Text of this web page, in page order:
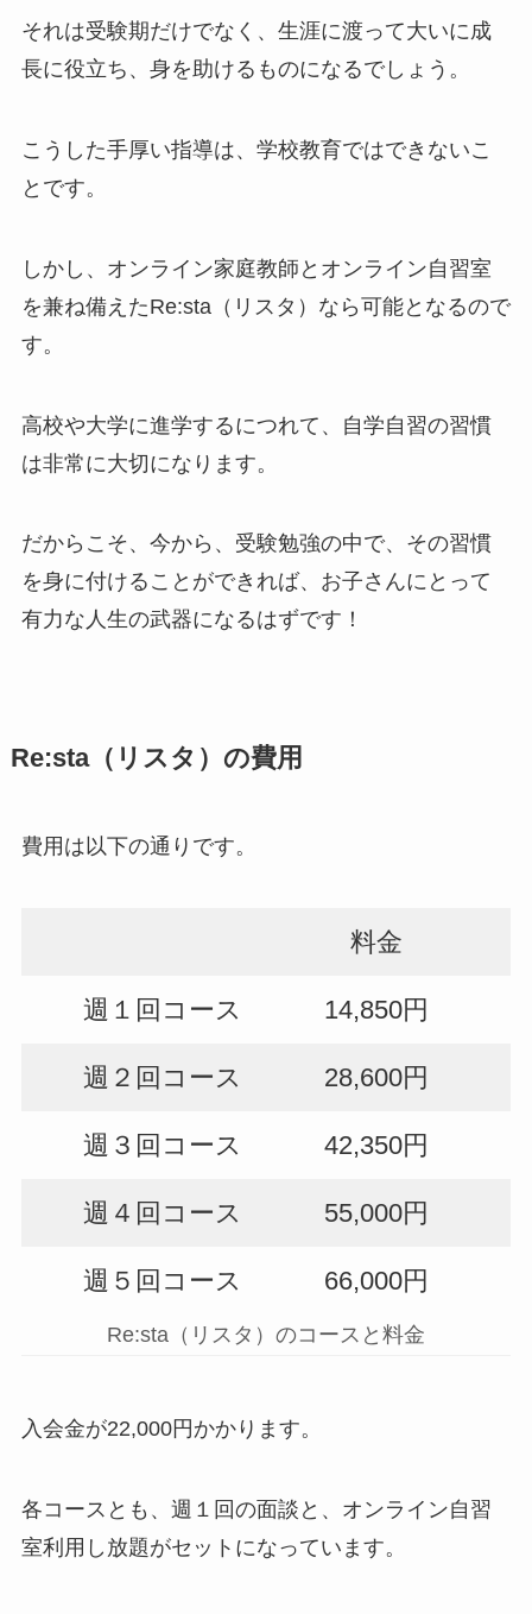
それは受験期だけでなく、生涯に渡って大いに成
長に役立ち、身を助けるものになるでしょう。
こうした手厚い指導は、学校教育ではできないこ
とです。
しかし、オンライン家庭教師とオンライン自習室
を兼ね備えたRe:sta（リスタ）なら可能となるので
す。
高校や大学に進学するにつれて、自学自習の習慣
は非常に大切になります。
だからこそ、今から、受験勉強の中で、その習慣
を身に付けることができれば、お子さんにとって
有力な人生の武器になるはずです！
Re:sta（リスタ）の費用
費用は以下の通りです。
料金
週１回コース 14,850円
週２回コース 28,600円
週３回コース 42,350円
週４回コース 55,000円
週５回コース 66,000円
Re:sta（リスタ）のコースと料金
入会金が22,000円かかります。
各コースとも、週１回の面談と、オンライン自習
室利用し放題がセットになっています。